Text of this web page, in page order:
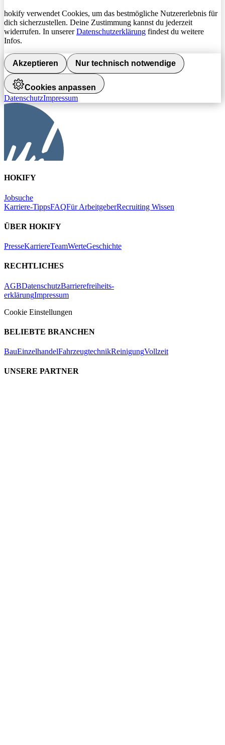
hokify verwendet Cookies, um das bestmögliche Nutzererlebnis für
dich sicherzustellen. Deine Zustimmung kannst du jederzeit
widerrufen. In unsererDatenschutzerklärung findest du weitere
Infos.
Akzeptieren Nur technisch notwendige
Cookies anpassen
DatenschutzImpressum
HOKIFY
Jobsuche
Karriere-TippsFAQFür ArbeitgeberRecruiting Wissen
ÜBER HOKIFY
PresseKarriereTeamWerteGeschichte
RECHTLICHES
AGBDatenschutzBarrierefreiheits-
erklärungImpressum
Cookie Einstellungen
BELIEBTE BRANCHEN
BauEinzelhandelFahrzeugtechnikReinigungVollzeit
UNSERE PARTNER